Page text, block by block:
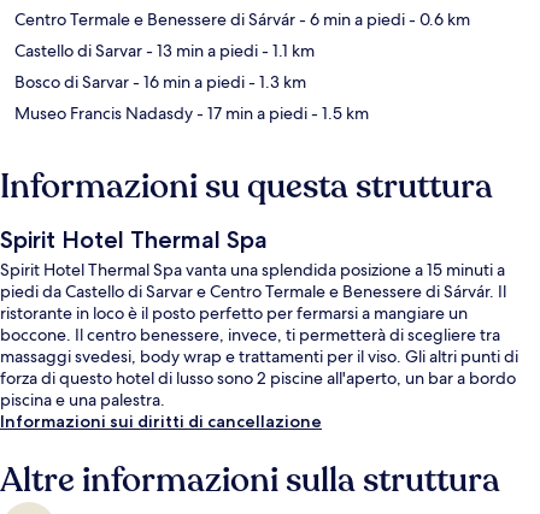
Centro Termale e Benessere di Sárvár- 6 min a piedi- 0.6 km
Castello di Sarvar- 13 min a piedi- 1.1 km
Bosco di Sarvar- 16 min a piedi- 1.3 km
Museo Francis Nadasdy- 17 min a piedi- 1.5 km
Informazioni su questa struttura
Spirit Hotel Thermal Spa
Spirit Hotel Thermal Spa vanta una splendida posizione a 15 minuti a
piedi da Castello di Sarvar e Centro Termale e Benessere di Sárvár. Il
ristorante in loco è il posto perfetto per fermarsi a mangiare un
boccone. Il centro benessere, invece, ti permetterà di scegliere tra
massaggi svedesi, body wrap e trattamenti per il viso. Gli altri punti di
forza di questo hotel di lusso sono 2 piscine all'aperto, un bar a bordo
piscina e una palestra.
Informazioni sui diritti di cancellazione
Altre informazioni sulla struttura